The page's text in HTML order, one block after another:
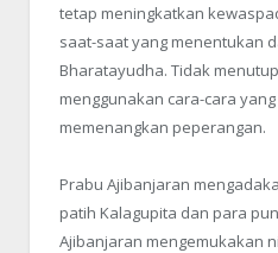
tetap meningkatkan
saat-saat yang menentukan
Bharatayudha. Tidak
menggunakan cara-cara
memenangkan peperangan.
Prabu Ajibanjaran
patih Kalagupita dan para
Ajibanjaran mengemukakan